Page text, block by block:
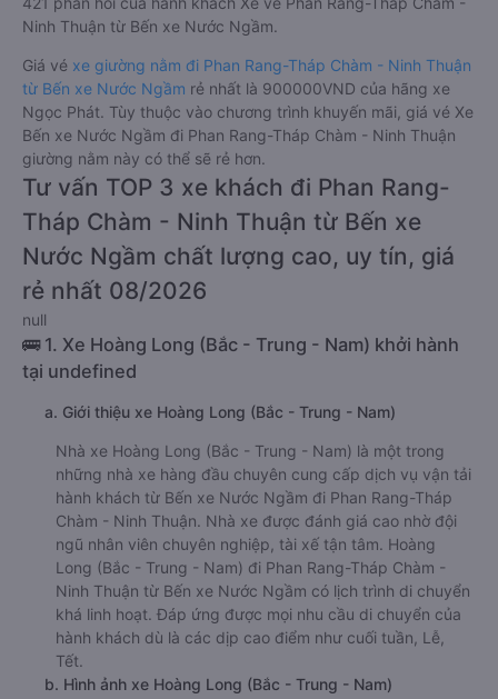
giường nằm tốt nhất: Xe từ Bến xe Nước Ngầm đi Phan Rang-
Tháp Chàm - Ninh Thuận giường nằm được đánh giá chung
chất lượng Tốt với điểm đánh giá trung bình từ 4.1/5 dựa trên
421 phản hồi của hành khách Xe về Phan Rang-Tháp Chàm -
Ninh Thuận từ Bến xe Nước Ngầm.
Giá vé xe giường nằm đi Phan Rang-Tháp Chàm - Ninh Thuận
từ Bến xe Nước Ngầm rẻ nhất là 900000VND của hãng xe
Ngọc Phát. Tùy thuộc vào chương trình khuyến mãi, giá vé Xe
Bến xe Nước Ngầm đi Phan Rang-Tháp Chàm - Ninh Thuận
giường nằm này có thể sẽ rẻ hơn.
Tư vấn TOP 3 xe khách đi Phan Rang-
Tháp Chàm - Ninh Thuận từ Bến xe
Nước Ngầm chất lượng cao, uy tín, giá
rẻ nhất 08/2026
🚌 1. Xe Hoàng Long (Bắc - Trung - Nam) khởi hành
tại undefined
a. Giới thiệu xe Hoàng Long (Bắc - Trung - Nam)
Nhà xe Hoàng Long (Bắc - Trung - Nam) là một trong
những nhà xe hàng đầu chuyên cung cấp dịch vụ vận tải
hành khách từ Bến xe Nước Ngầm đi Phan Rang-Tháp
Chàm - Ninh Thuận. Nhà xe được đánh giá cao nhờ đội
ngũ nhân viên chuyên nghiệp, tài xế tận tâm. Hoàng
Long (Bắc - Trung - Nam) đi Phan Rang-Tháp Chàm -
Ninh Thuận từ Bến xe Nước Ngầm có lịch trình di chuyển
khá linh hoạt. Đáp ứng được mọi nhu cầu di chuyển của